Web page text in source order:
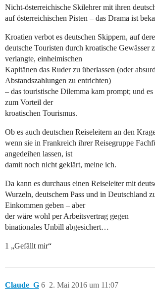
Nicht-österreichische Skilehrer mit ihren
auf österreichischen Pisten – das Drama ist
Kroatien verbot es deutschen Skippern, auf
deutsche Touristen durch kroatische Gewässer
verlangte, einheimischen
Kapitänen das Ruder zu überlassen (oder
Abstandszahlungen zu entrichten)
– das touristische Dilemma kam prompt; und
zum Vorteil der
kroatischen Tourismus.
Ob es auch deutschen Reiseleitern an den
wenn sie in Frankreich ihrer Reisegruppe
angedeihen lassen, ist
damit noch nicht geklärt, meine ich.
Da kann es durchaus einen Reiseleiter mit
Wurzeln, deutschem Pass und in Deutschland
Einkommen geben – aber
der wäre wohl per Arbeitsvertrag gegen
binationales Unbill abgesichert…
1 „Gefällt mir“
Claude_G 2. Mai 2016 um 11:07
6